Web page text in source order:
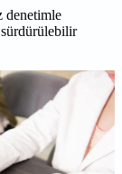
denetimle
sürdürülebilir